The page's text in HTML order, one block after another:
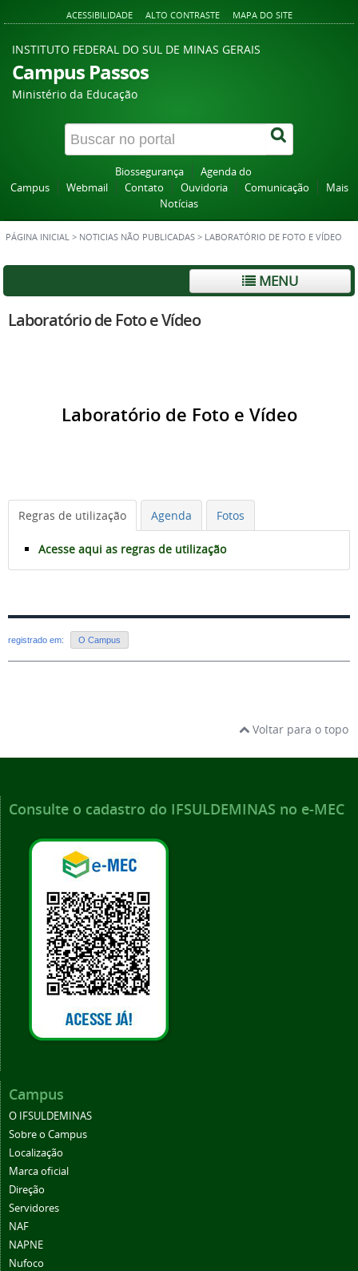
ACESSIBILIDADE ALTO CONTRASTE MAPA DO SITE
INSTITUTO FEDERAL DO SUL DE MINAS GERAIS
Campus Passos
Ministério da Educação
Biossegurança
Agenda do
Campus
Webmail Contato Ouvidoria Comunicação
Mais
Notícias
PÁGINA INICIAL > NOTICIAS NÃO PUBLICADAS > LABORATÓRIO DE FOTO E VÍDEO
MENU
Laboratório de Foto e Vídeo
Laboratório de Foto e Vídeo
Regras de utilização Agenda Fotos
Acesse aqui as regras de utilização
registrado em: O Campus
Voltar para o topo
Consulte o cadastro do IFSULDEMINAS no e-MEC
Campus
O IFSULDEMINAS
Sobre o Campus
Localização
Marca oficial
Direção
Servidores
NAF
NAPNE
Nufoco